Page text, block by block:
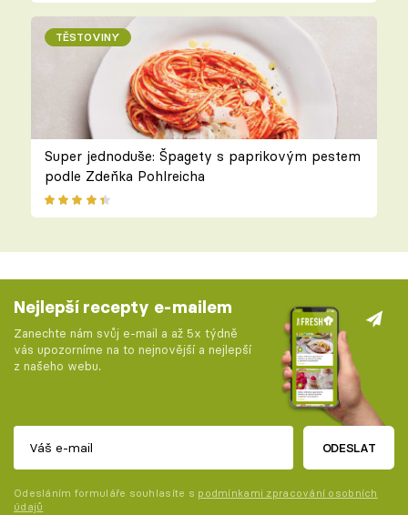
TĚSTOVINY
Super jednoduše: Špagety s paprikovým pestem
podle Zdeňka Pohlreicha
Nejlepší recepty e-mailem
Zanechte nám svůj e-mail a až 5x týdně
vás upozorníme na to nejnovější a nejlepší
z našeho webu.
ODESLAT
Odesláním formuláře souhlasíte s podmínkami zpracování osobních
údajů